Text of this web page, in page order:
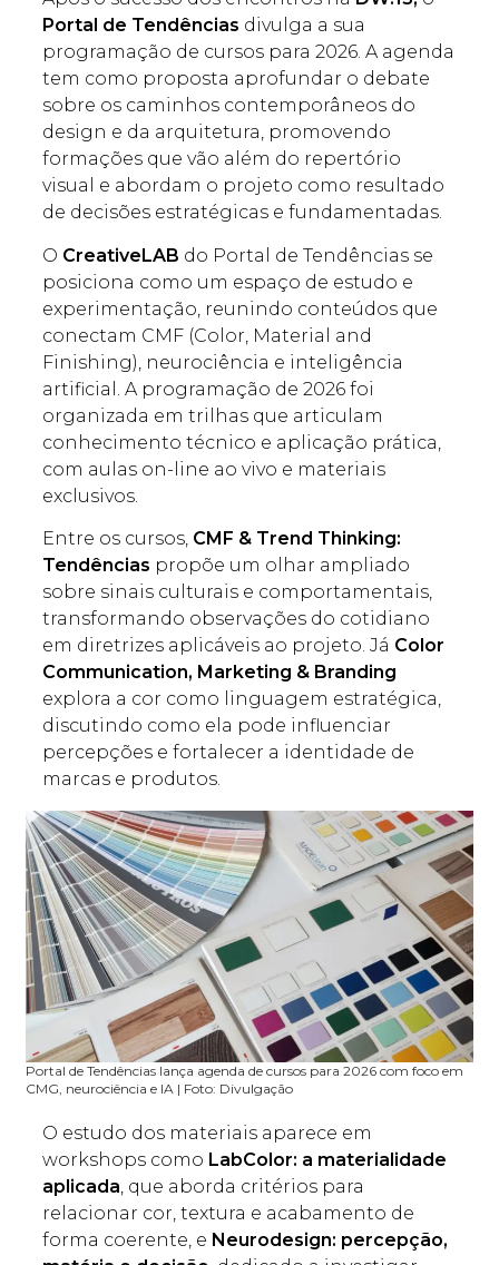
Portal de Tendências divulga a sua
programação de cursos para 2026. A agenda
tem como proposta aprofundar o debate
sobre os caminhos contemporâneos do
design e da arquitetura, promovendo
formações que vão além do repertório
visual e abordam o projeto como resultado
de decisões estratégicas e fundamentadas.
O CreativeLAB do Portal de Tendências se
posiciona como um espaço de estudo e
experimentação, reunindo conteúdos que
conectam CMF (Color, Material and
Finishing), neurociência e inteligência
artificial. A programação de 2026 foi
organizada em trilhas que articulam
conhecimento técnico e aplicação prática,
com aulas on-line ao vivo e materiais
exclusivos.
Entre os cursos, CMF & Trend Thinking:
Tendências propõe um olhar ampliado
sobre sinais culturais e comportamentais,
transformando observações do cotidiano
em diretrizes aplicáveis ao projeto. Já Color
Communication, Marketing & Branding
explora a cor como linguagem estratégica,
discutindo como ela pode influenciar
percepções e fortalecer a identidade de
marcas e produtos.
Portal de Tendências lança agenda de cursos para 2026 com foco em
CMG, neurociência e IA | Foto: Divulgação
O estudo dos materiais aparece em
workshops como LabColor: a materialidade
aplicada, que aborda critérios para
relacionar cor, textura e acabamento de
forma coerente, e Neurodesign: percepção,